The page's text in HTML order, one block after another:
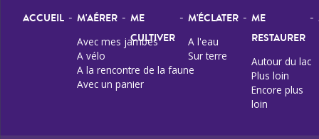
ACCUEIL - M'AÉRER
Avec mes jambes
A vélo
A la rencontre de la faune
Avec un panier
- ME
CULTIVER
- M'ÉCLATER
A l'eau
Sur terre
- ME
RESTAURER
Autour du lac
Plus loin
Encore plus
loin
-